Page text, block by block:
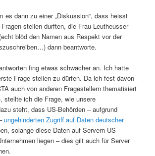
es dann zu einer „Diskussion“, dass heisst
stellen durften, die Frau Leutheusser-
blöd den Namen aus Respekt vor der
dann beantworte.
fing etwas schwächer an. Ich hatte
Frage stellen zu dürfen. Da ich fest davon
auch von anderen Fragestellern thematisiert
stellte ich die Frage, wie unsere
steht, dass US-Behörden – aufgrund
ungehinderten Zugriff auf Daten deutscher
solange diese Daten auf Servern US-
liegen – dies gilt auch für Server